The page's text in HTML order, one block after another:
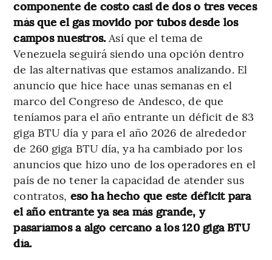
componente de costo casi de dos o tres veces
más que el gas movido por tubos desde los
campos nuestros. Así que el tema de
Venezuela seguirá siendo una opción dentro
de las alternativas que estamos analizando. El
anuncio que hice hace unas semanas en el
marco del Congreso de Andesco, de que
teníamos para el año entrante un déficit de 83
giga BTU día y para el año 2026 de alrededor
de 260 giga BTU día, ya ha cambiado por los
anuncios que hizo uno de los operadores en el
país de no tener la capacidad de atender sus
contratos, eso ha hecho que este déficit para
el año entrante ya sea más grande, y
pasaríamos a algo cercano a los 120 giga BTU
día.